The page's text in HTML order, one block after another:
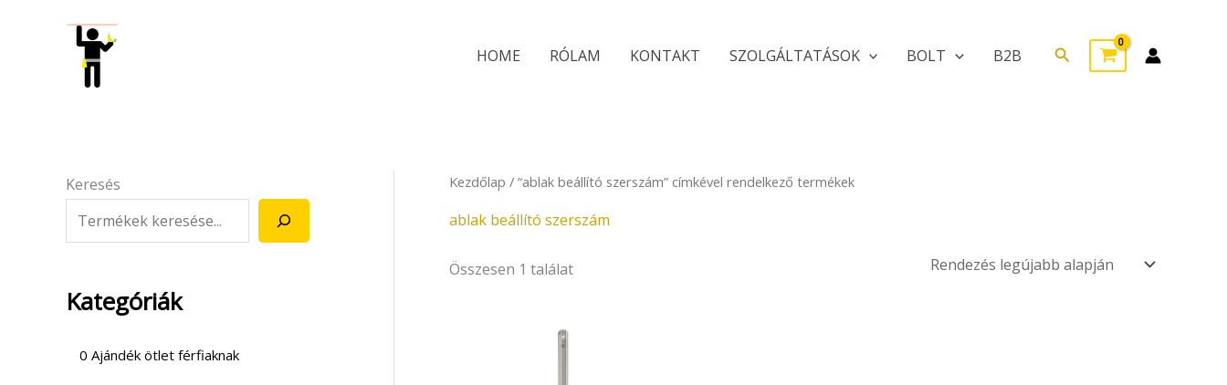
HOME RÓLAM KONTAKT SZOLGÁLTATÁSOK BOLT B2B Search
Keresés
Kategóriák
0 Ajándék ötlet férfiaknak
Kezdőlap / “ablak beállító szerszám” címkével rendelkező termékek
ablak beállító szerszám
Összesen 1 találat